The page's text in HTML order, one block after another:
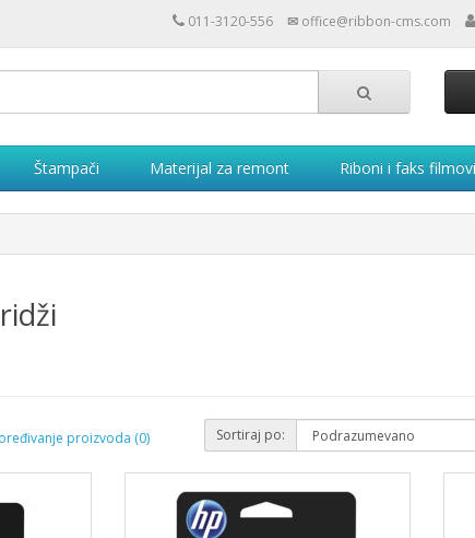
011-3120-556 ✉ office@ribbon-cms.com
Štampači Materijal za remont Riboni i faks filmovi
proizvoda (0) Sortiraj po: